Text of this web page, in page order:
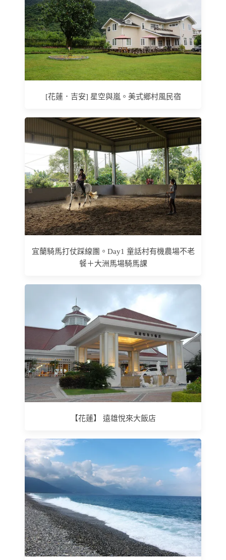
[花蓮．吉安] 星空與嵐。美式鄉村風民宿
宜蘭騎馬打仗踩線團。Day1 童話村有機農場不老
餐＋大洲馬場騎馬課
【花蓮】 遠雄悅來大飯店